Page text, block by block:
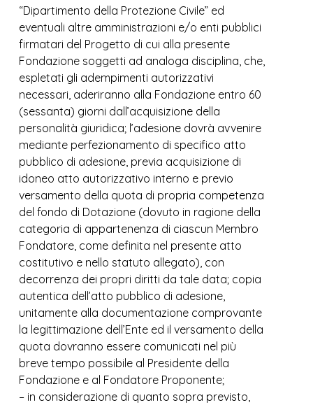
“Dipartimento della Protezione Civile” ed
eventuali altre amministrazioni e/o enti pubblici
firmatari del Progetto di cui alla presente
Fondazione soggetti ad analoga disciplina, che,
espletati gli adempimenti autorizzativi
necessari, aderiranno alla Fondazione entro 60
(sessanta) giorni dall’acquisizione della
personalità giuridica; l’adesione dovrà avvenire
mediante perfezionamento di specifico atto
pubblico di adesione, previa acquisizione di
idoneo atto autorizzativo interno e previo
versamento della quota di propria competenza
del fondo di Dotazione (dovuto in ragione della
categoria di appartenenza di ciascun Membro
Fondatore, come definita nel presente atto
costitutivo e nello statuto allegato), con
decorrenza dei propri diritti da tale data; copia
autentica dell’atto pubblico di adesione,
unitamente alla documentazione comprovante
la legittimazione dell’Ente ed il versamento della
quota dovranno essere comunicati nel più
breve tempo possibile al Presidente della
Fondazione e al Fondatore Proponente;
– in considerazione di quanto sopra previsto,